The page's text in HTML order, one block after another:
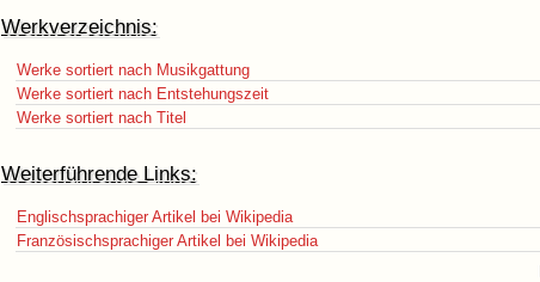
Werkverzeichnis:
Werke sortiert nach Musikgattung
Werke sortiert nach Entstehungszeit
Werke sortiert nach Titel
Weiterführende Links:
Englischsprachiger Artikel bei Wikipedia
Französischsprachiger Artikel bei Wikipedia